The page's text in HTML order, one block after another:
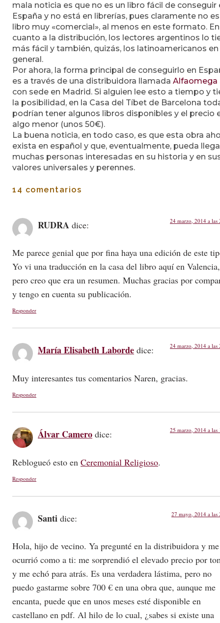
mala noticia es que no es un libro fácil de conseguir
España y no está en librerías, pues claramente no
libro muy «comercial», al menos en este formato. En
cuanto a la distribución, los lectores argentinos lo
más fácil y también, quizás, los latinoamericanos en
general.
Por ahora, la forma principal de conseguirlo en
es a través de una distribuidora llamada Alfaomega
con sede en Madrid. Si alguien lee esto a tiempo y
la posibilidad, en la Casa del Tíbet de Barcelona
podrían tener algunos libros disponibles y el precio
algo menor (unos 50€).
La buena noticia, en todo caso, es que esta obra
exista en español y que, eventualmente, pueda
muchas personas interesadas en su historia y en
valores universales y perennes.
14 comentarios
RUDRA dice: 24 marzo, 2014 a las
Me parece genial que por fina haya una edición de este
Yo vi una traducción en la casa del libro aquí en Valencia,
pero creo que era un resumen. Muchas gracias por
y tengo en cuenta su publicación.
Responder
María Elisabeth Laborde dice: 24 marzo, 2014 a las
Muy interesantes tus comentarios Naren, gracias.
Responder
Álvar Camero dice: 25 marzo, 2014 a las
Reblogueó esto en Ceremonial Religioso.
Responder
Santi dice: 27 mayo, 2014 a las
Hola, hijo de vecino. Ya pregunté en la distribuidora y me
ocurrió como a ti: me sorprendió el elevado precio por
y me echó para atrás. Es una verdadera lástima, pero no
puedo gastarme sobre 700 € en una obra que, aunque me
encanta, puede que en unos meses esté disponible en
castellano en pdf. Al hilo de lo cual, ¿sabes si existe una